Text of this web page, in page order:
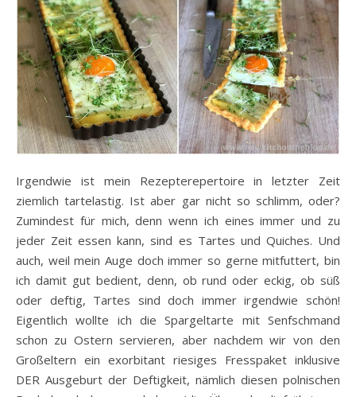
Irgendwie ist mein Rezepterepertoire in letzter Zeit
ziemlich tartelastig. Ist aber gar nicht so schlimm, oder?
Zumindest für mich, denn wenn ich eines immer und zu
jeder Zeit essen kann, sind es Tartes und Quiches. Und
auch, weil mein Auge doch immer so gerne mitfuttert, bin
ich damit gut bedient, denn, ob rund oder eckig, ob süß
oder deftig, Tartes sind doch immer irgendwie schön!
Eigentlich wollte ich die Spargeltarte mit Senfschmand
schon zu Ostern servieren, aber nachdem wir von den
Großeltern ein exorbitant riesiges Fresspaket inklusive
DER Ausgeburt der Deftigkeit, nämlich diesen polnischen